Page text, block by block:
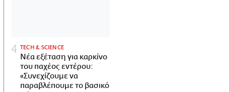
ΤECH & SCIENCE
Νέα εξέταση για καρκίνο
του παχέος εντέρου:
«Συνεχίζουμε να
παραβλέπουμε το βασικό